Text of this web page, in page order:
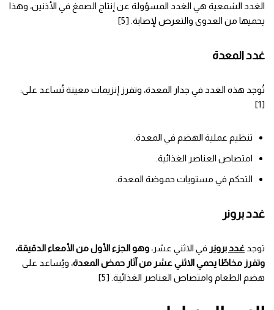
الغدد الشمعية هي الغدد المسؤولة عن إنتاج الصمغ في الأذنين، وهذا
يحميها من العدوى والتعرض لإصابة. [5]
غدد المعدة
تُوجد هذه الغدد في جدار المعدة، وتفرز إنزيمات معينة تُساعد على:
[1]
تنظيم عملية الهضم في المعدة.
امتصاص العناصر الغذائية.
التحكم في مستويات حموضة المعدة.
غدد برونر
توجد غدد برونر في الاثني عشر، وهو الجزء الأول من الأمعاء الدقيقة،
وتفرز مخاطًا يحمي الاثني عشر من آثار حمض المعدة، ويُساعد على
هضم الطعام وامتصاص العناصر الغذائية. [5]